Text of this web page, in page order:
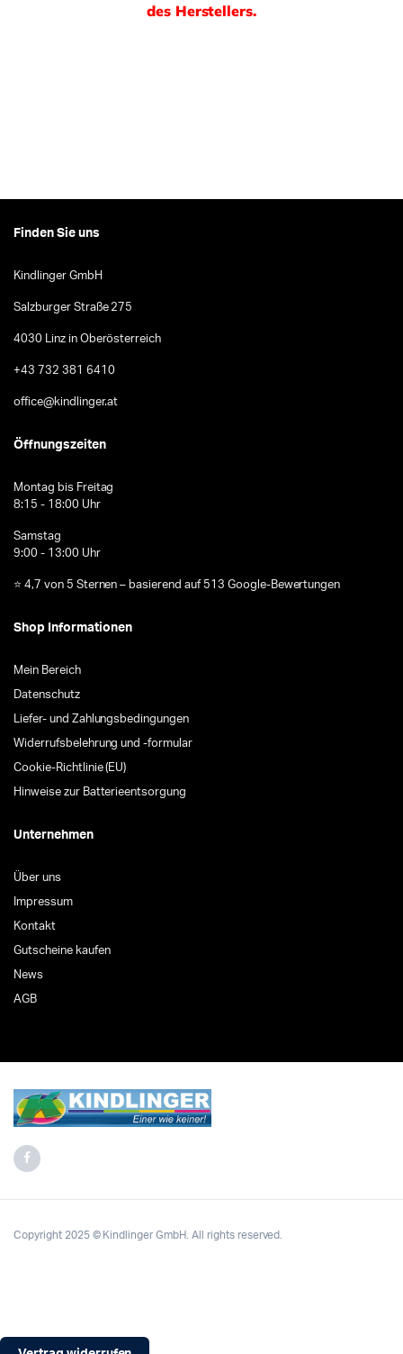
des Herstellers.
Finden Sie uns
Kindlinger GmbH
Salzburger Straße 275
4030 Linz in Oberösterreich
+43 732 381 6410
office@kindlinger.at
Öffnungszeiten
Montag bis Freitag
8:15 - 18:00 Uhr
Samstag
9:00 - 13:00 Uhr
⭐ 4,7 von 5 Sternen – basierend auf 513 Google-Bewertungen
Shop Informationen
Mein Bereich
Datenschutz
Liefer- und Zahlungsbedingungen
Widerrufsbelehrung und -formular
Cookie-Richtlinie (EU)
Hinweise zur Batterieentsorgung
Unternehmen
Über uns
Impressum
Kontakt
Gutscheine kaufen
News
AGB
Copyright 2025 © Kindlinger GmbH. All rights reserved.